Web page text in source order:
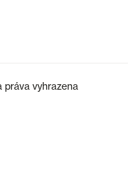
vyhrazena